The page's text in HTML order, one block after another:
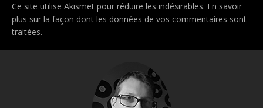
Ce site utilise Akismet pour réduire les indésirables. En savoir
plus sur la façon dont les données de vos commentaires sont
traitées.